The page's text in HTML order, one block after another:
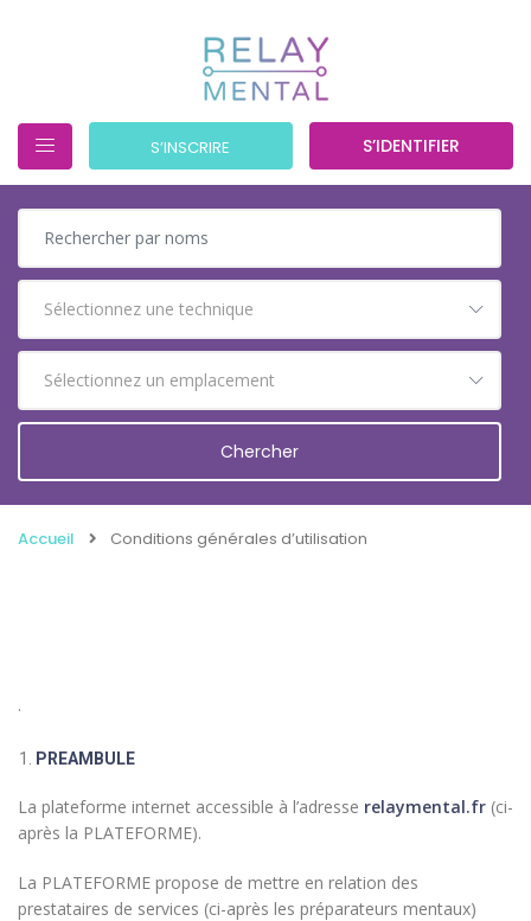
S’INSCRIRE S’IDENTIFIER
Accueil Conditions générales d’utilisation
.
PREAMBULE
La plateforme internet accessible à l’adresse relaymental.fr (ci-
après la PLATEFORME).
La PLATEFORME propose de mettre en relation des
prestataires de services (ci-après les préparateurs mentaux)